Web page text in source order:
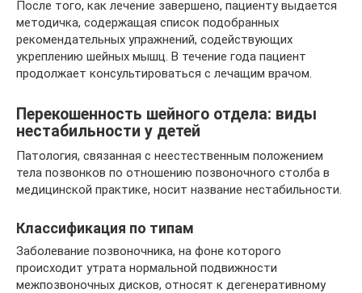
После того, как лечение завершено, пациенту выдается
методичка, содержащая список подобранных
рекомендательных упражнений, содействующих
укреплению шейных мышц. В течение года пациент
продолжает консультироваться с лечащим врачом.
Перекошенность шейного отдела: виды
нестабильности у детей
Патология, связанная с неестественным положением
тела позвонков по отношению позвоночного столба в
медицинской практике, носит название нестабильности.
Классификация по типам
Заболевание позвоночника, на фоне которого
происходит утрата нормальной подвижности
межпозвоночных дисков, относят к дегенеративному